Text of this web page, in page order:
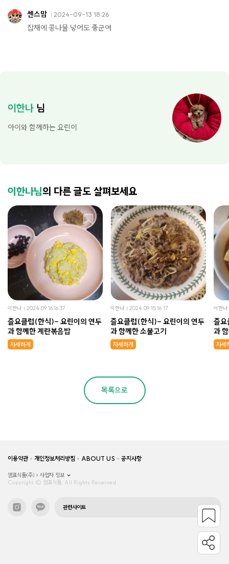
센스맘 2024-09-13 18:26
잡채에 콩나물 넣어도 좋군여
이한나 님
아이와 함께하는 요린이
이한나님의 다른 글도 살펴보세요
이한나 2024.09.16 16:37
즐요클럽(한식)- 요린이의 연두
과 함께한 계란볶음밥
자세하게
이한나 2024.09.15 16:17
즐요클럽(한식)- 요린이의 연두
과 함께한 소불고기
자세하게
이한나
즐
과
자세
목록으로
이용약관 개인정보처리방침 ABOUT US 공지사항
샘표식품(주)
사업자 정보
Copyright © 샘표식품, All Rights Reserved.
관련사이트